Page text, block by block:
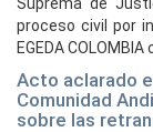
proceso civil por
EGEDA COLOMBIA
Acto aclarado
Comunidad
sobre las